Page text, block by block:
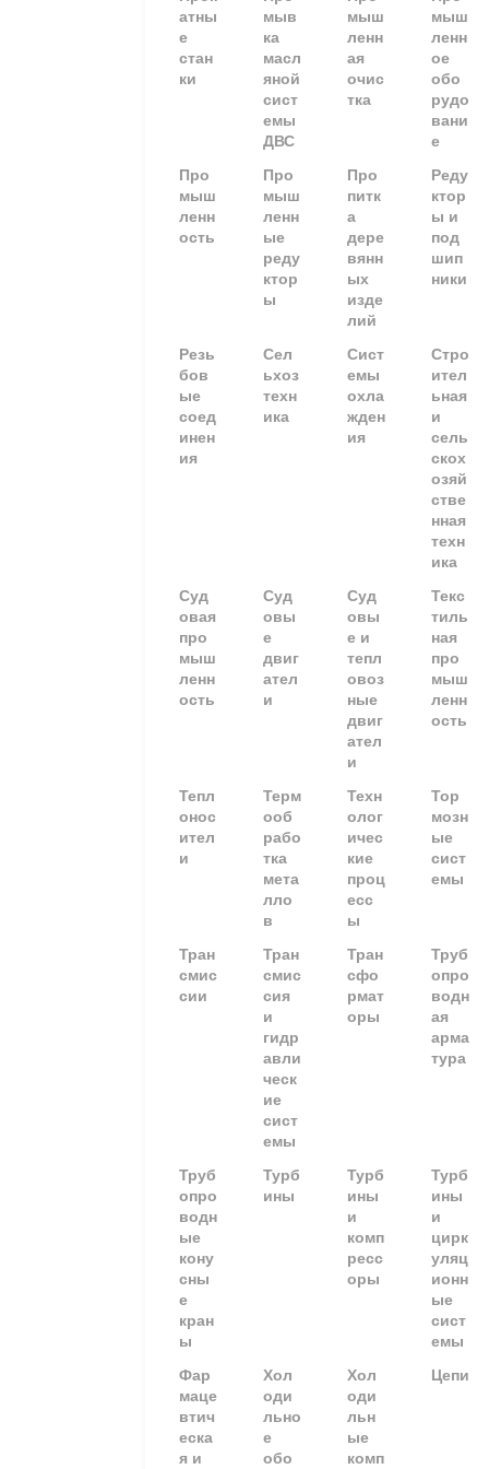
атны
е
стан
ки
мыв
ка
масл
яной
сист
емы
ДВС
мыш
ленн
ая
очис
тка
мыш
ленн
ое
обо
рудо
вани
е
Про
мыш
ленн
ость
Про
мыш
ленн
ые
реду
ктор
ы
Про
питк
а
дере
вянн
ых
изде
лий
Реду
ктор
ы и
под
шип
ники
Резь
бов
ые
соед
инен
ия
Сел
ьхоз
техн
ика
Сист
емы
охла
жден
ия
Стро
ител
ьная
и
сель
скох
озяй
стве
нная
техн
ика
Суд
овая
про
мыш
ленн
ость
Суд
овы
е
двиг
ател
и
Суд
овы
е и
тепл
овоз
ные
двиг
ател
и
Текс
тиль
ная
про
мыш
ленн
ость
Тепл
онос
ител
и
Терм
ооб
рабо
тка
мета
лло
в
Техн
олог
ичес
кие
проц
есс
ы
Тор
мозн
ые
сист
емы
Тран
смис
сии
Тран
смис
сия
и
гидр
авли
ческ
ие
сист
емы
Тран
сфо
рмат
оры
Труб
опро
водн
ая
арма
тура
Труб
опро
водн
ые
кону
сны
е
кран
ы
Турб
ины
Турб
ины
и
комп
ресс
оры
Турб
ины
и
цирк
уляц
ионн
ые
сист
емы
Фар
маце
втич
еска
я и
Хол
оди
льно
е
обо
Хол
оди
льн
ые
комп
Цепи